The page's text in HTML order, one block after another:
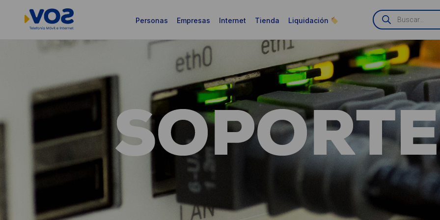
Personas Empresas Internet Tienda Liquidación
Búsqueda
de
productos